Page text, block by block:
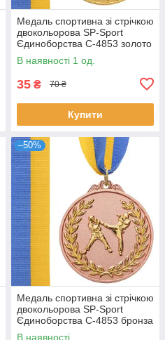
Медаль спортивна зі стрічкою
двокольорова SP-Sport
Єдиноборства C-4853 золото
В наявності 1 од.
35 ₴ 70 ₴
Купити
–50%
Медаль спортивна зі стрічкою
двокольорова SP-Sport
Єдиноборства C-4853 бронза
В наявності